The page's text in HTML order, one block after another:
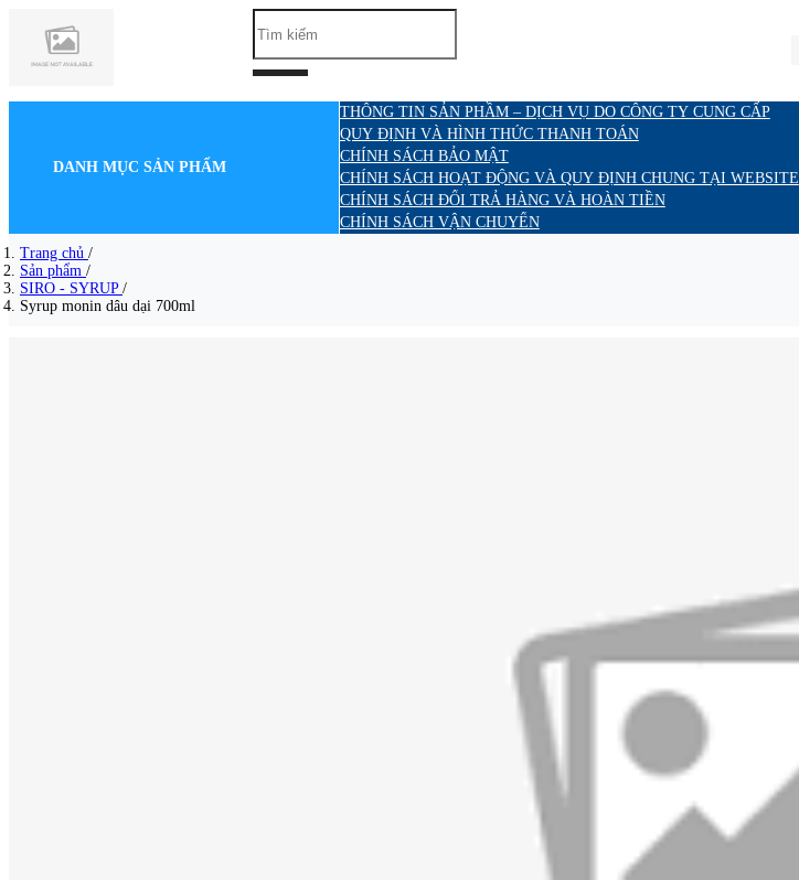
DANH MỤC SẢN PHẨM
THÔNG TIN SẢN PHẦM – DỊCH VỤ DO CÔNG TY CUNG CẤP
QUY ĐỊNH VÀ HÌNH THỨC THANH TOÁN
CHÍNH SÁCH BẢO MẬT
CHÍNH SÁCH HOẠT ĐỘNG VÀ QUY ĐỊNH CHUNG TẠI WEBSITE
CHÍNH SÁCH ĐỔI TRẢ HÀNG VÀ HOÀN TIỀN
CHÍNH SÁCH VẬN CHUYỂN
Trang chủ /
Sản phẩm /
SIRO - SYRUP /
Syrup monin dâu dại 700ml